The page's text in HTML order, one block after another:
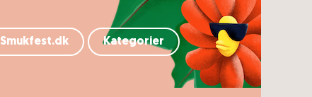
Smukfest.dk Kategorier